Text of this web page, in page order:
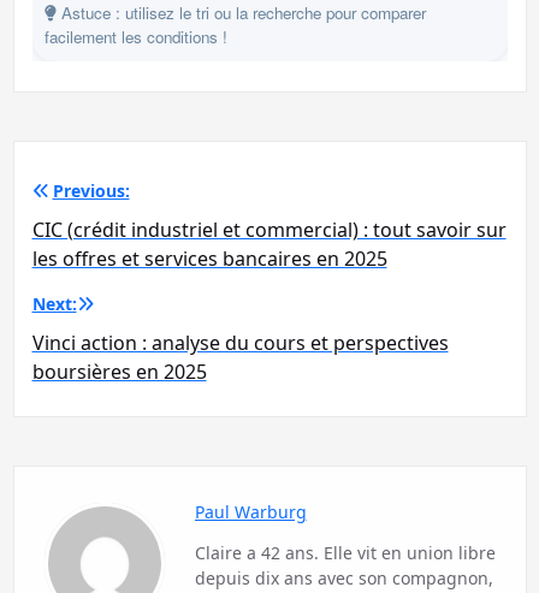
Astuce : utilisez le tri ou la recherche pour comparer
facilement les conditions !
Navigation
de
l’article
Previous:
CIC (crédit industriel et commercial) : tout savoir sur
les offres et services bancaires en 2025
Next:
Vinci action : analyse du cours et perspectives
boursières en 2025
Paul Warburg
Claire a 42 ans. Elle vit en union libre
depuis dix ans avec son compagnon,